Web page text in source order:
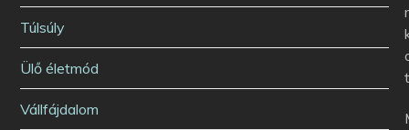
Túlsúly
Ülő életmód
Vállfájdalom
r